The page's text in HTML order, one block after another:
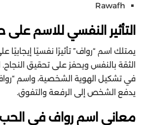
Rawafh
التأثير النفسي للاسم على
يمتلك اسم “رواف” تأثيرًا نفسيًا إيجابيًا
الثقة بالنفس ويحفز على تحقيق النجاح.
في تشكيل الهوية الشخصية، واسم
يدفع الشخص إلى الرفعة والتفوق.
معاني اسم رواف في الحب